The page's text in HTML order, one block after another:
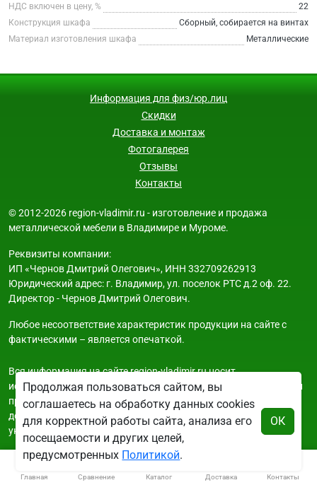
НДС включен в цену, %
22
Конструкция шкафа
Сборный, собирается на винтах
Материал изготовления шкафа
Металлические
Информация для физ/юр.лиц
Скидки
Доставка и монтаж
Фотогалерея
Отзывы
Контакты
© 2012-2026 region-vladimir.ru - изготовление и продажа
металлической мебели в Владимире и Муроме.
Реквизиты компании:
ИП «Чернов Дмитрий Олегович», ИНН 332709262913
Юридический адрес: г. Владимир, ул. поселок РТС д.2 оф. 22.
Директор - Чернов Дмитрий Олегович.
Любое несоответствие характеристик продукции на сайте с
фактическими – является опечаткой.
Вся информация на сайте region-vladimir.ru носит
исключительно ознакомительный и справочный характер и ни
при каких условиях не является публичной офертой. Всю
дополнительную информацию можно узнать по телефонам
указанным на сайте.
Главная Сравнение Каталог Доставка Контакты
Продолжая пользоваться сайтом, вы
соглашаетесь на обработку данных cookies
для корректной работы сайта, анализа его
посещаемости и других целей,
предусмотренных Политикой.
ОК